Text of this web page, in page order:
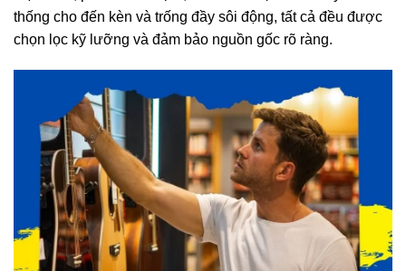
thống cho đến kèn và trống đầy sôi động, tất cả đều được
chọn lọc kỹ lưỡng và đảm bảo nguồn gốc rõ ràng.